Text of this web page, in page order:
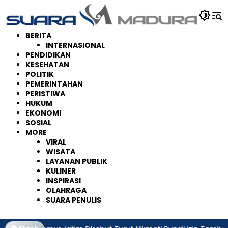
ke
konten
BERITA
INTERNASIONAL
PENDIDIKAN
KESEHATAN
POLITIK
PEMERINTAHAN
PERISTIWA
HUKUM
EKONOMI
SOSIAL
MORE
VIRAL
WISATA
LAYANAN PUBLIK
KULINER
INSPIRASI
OLAHRAGA
SUARA PENULIS